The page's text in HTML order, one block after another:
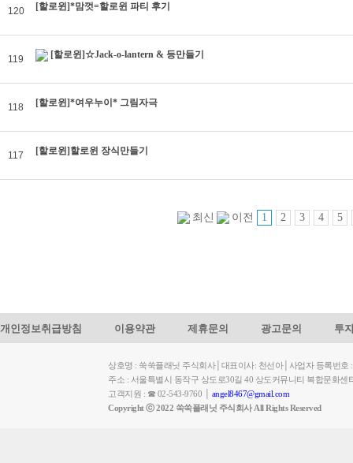
120 [할로윈]*맘껏=할로윈 파티 후기
119 [할로윈]☆Jack-o-lantern & 등만들기
118 [할로윈]*여우누이* 그림자극
117 [할로윈]할로윈 장식만들기
최신 이전 1 2 3 4 5
개인정보취급방침 이용약관 제휴문의 광고문의 투
상호명 : 쑥쑥플래닛 주식회사│대표이사: 천선아│사업자 등록번호
주소 : 서울특별시 동작구 상도로30길 40 상도커뮤니티 복합문화
고객지원 : ☎ 02-543-9760 │ angel8467@gmail.com
Copyright ⓒ 2022 쑥쑥플래닛 주식회사 All Rights Reserved